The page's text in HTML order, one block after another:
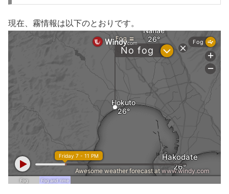
現在、霧情報は以下のとおりです。